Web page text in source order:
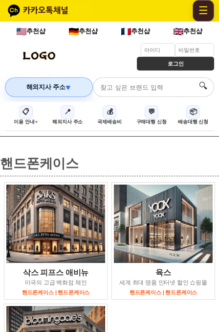
☰
추천샵 추천샵 추천샵 추천샵
로그인
해외지사 주소🔽 🔍
📋
이용 안내
📍
해외지사 주소
💰
국제배송비
💬
구매대행 신청
📦
배송대행 신청
핸드폰케이스
삭스 피프스 애비뉴
미국의 고급 백화점 체인
핸드폰케이스 | 핸드폰케이스
육스
세계 최대 명품 인터넷 할인 쇼핑몰
핸드폰케이스 | 핸드폰케이스